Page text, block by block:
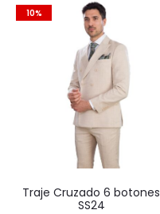
10%
Traje Cruzado 6 botones
SS24